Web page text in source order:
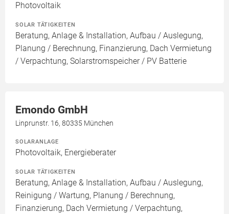
Photovoltaik
SOLAR TÄTIGKEITEN
Beratung, Anlage & Installation, Aufbau / Auslegung,
Planung / Berechnung, Finanzierung, Dach Vermietung
/ Verpachtung, Solarstromspeicher / PV Batterie
Emondo GmbH
Linprunstr. 16, 80335 München
SOLARANLAGE
Photovoltaik, Energieberater
SOLAR TÄTIGKEITEN
Beratung, Anlage & Installation, Aufbau / Auslegung,
Reinigung / Wartung, Planung / Berechnung,
Finanzierung, Dach Vermietung / Verpachtung,